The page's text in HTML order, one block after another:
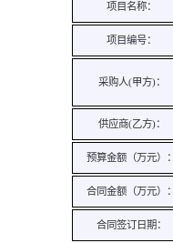
项目名称：
项目编号：
采购人(甲方)：
供应商(乙方)：
预算金额（万元）：
合同金额（万元）：
合同签订日期：